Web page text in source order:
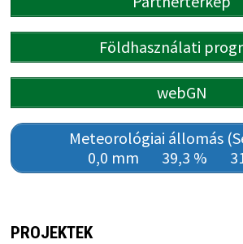
Földhasználati
webGN
Meteorológiai állomás
0,0 mm
39,3 %
PROJEKTEK